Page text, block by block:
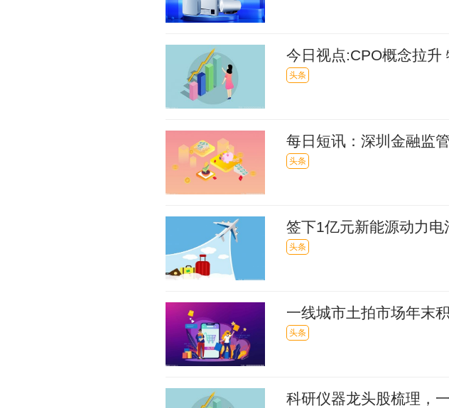
今日视点:CPO概念拉升
头条
每日短讯：深圳金融监
费收入增速居一线城市首
头条
签下1亿元新能源动力
换电业务 今日看点
头条
一线城市土拍市场年末
头条
科研仪器龙头股梳理，